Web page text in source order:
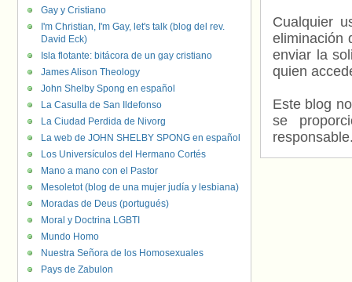
Cualquier
eliminación
enviar la
quien
Este blog
se
Gay y Cristiano
I'm Christian, I'm Gay, let's talk (blog del rev.
David Eck)
Isla flotante: bitácora de un gay cristiano
James Alison Theology
John Shelby Spong en español
La Casulla de San Ildefonso
La Ciudad Perdida de Nivorg
La web de JOHN SHELBY SPONG en español
Los Universículos del Hermano Cortés
Mano a mano con el Pastor
Mesoletot (blog de una mujer judía y lesbiana)
Moradas de Deus (portugués)
Moral y Doctrina LGBTI
Mundo Homo
Nuestra Señora de los Homosexuales
Pays de Zabulon